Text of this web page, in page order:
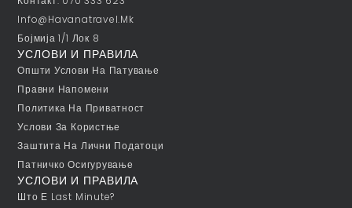
Info@havanatravel.mk
Бојмија 1/1 Лок 8
УСЛОВИ И ПРАВИЛА
Општи Услови На Патување
Правни Напомени
Политика На Приватност
Услови За Користње
Заштита На Лични Податоци
Патничко Осигурување
УСЛОВИ И ПРАВИЛА
Што Е Last Minute?